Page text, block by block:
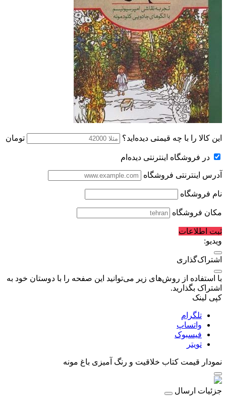
این کالا را با چه قیمتی دیده‌اید؟ تومان
در فروشگاه اینترنتی دیده‌ام
آدرس اینترنتی فروشگاه
نام فروشگاه
مکان فروشگاه
ثبت اطلاعات
ویدیو:
اشتراک‌گذاری
با استفاده از روش‌های زیر می‌توانید این صفحه را با دوستان خود به
اشتراک بگذارید.
کپی لینک
تلگرام
واتساپ
فیسبوک
تویتر
نمودار قیمت کتاب خلاقیت و رنگ آمیزی باغ مونه
جزئیات ارسال